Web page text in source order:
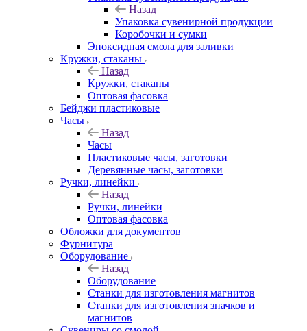
Назад
Упаковка сувенирной продукции
Коробочки и сумки
Эпоксидная смола для заливки
Кружки, стаканы
Назад
Кружки, стаканы
Оптовая фасовка
Бейджи пластиковые
Часы
Назад
Часы
Пластиковые часы, заготовки
Деревянные часы, заготовки
Ручки, линейки
Назад
Ручки, линейки
Оптовая фасовка
Обложки для документов
Фурнитура
Оборудование
Назад
Оборудование
Станки для изготовления магнитов
Станки для изготовления значков и
магнитов